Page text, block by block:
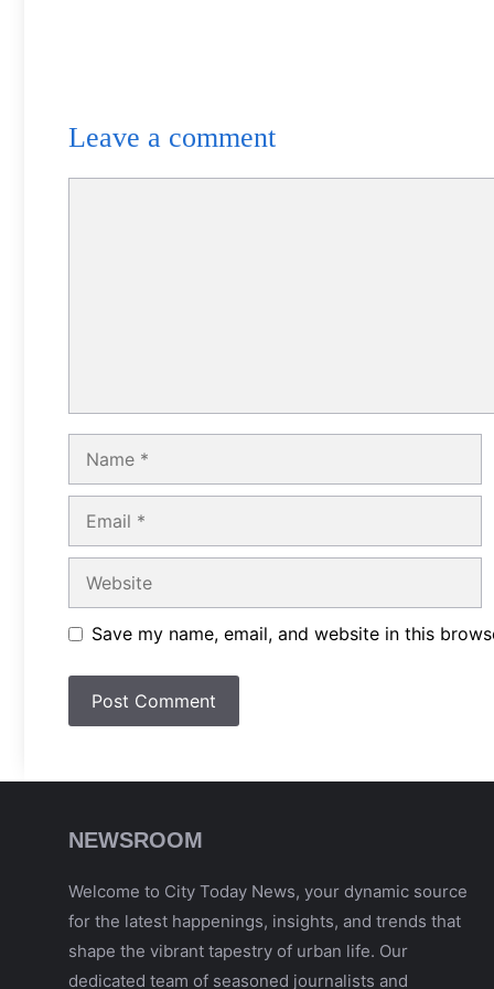
Leave a comment
Name
Email
Website
Save my name, email, and website in this
NEWSROOM
Welcome to City Today News, your dynamic source
for the latest happenings, insights, and trends that
shape the vibrant tapestry of urban life. Our
dedicated team of seasoned journalists and